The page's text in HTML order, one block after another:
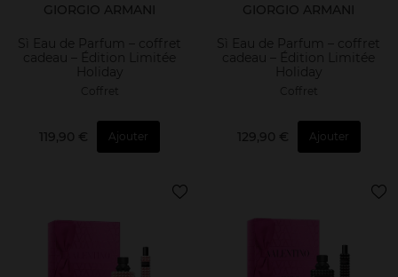
GIORGIO ARMANI
Sì Eau de Parfum – coffret
cadeau – Édition Limitée
Holiday
Coffret
119,90 € Ajouter
GIORGIO ARMANI
Sì Eau de Parfum – coffret
cadeau – Édition Limitée
Holiday
Coffret
129,90 € Ajouter